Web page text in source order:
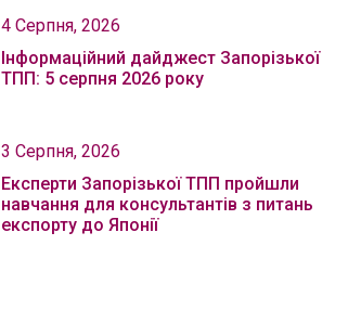
4 Серпня, 2026
Інформаційний дайджест Запорізької
ТПП: 5 серпня 2026 року
3 Серпня, 2026
Експерти Запорізької ТПП пройшли
навчання для консультантів з питань
експорту до Японії